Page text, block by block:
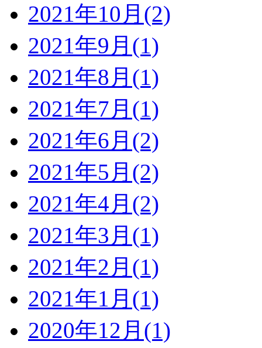
2021年10月(2)
2021年9月(1)
2021年8月(1)
2021年7月(1)
2021年6月(2)
2021年5月(2)
2021年4月(2)
2021年3月(1)
2021年2月(1)
2021年1月(1)
2020年12月(1)